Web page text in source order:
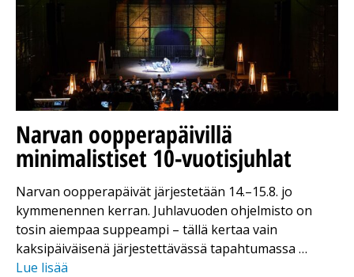
Narvan oopperapäivillä
minimalistiset 10-vuotisjuhlat
Narvan oopperapäivät järjestetään 14.–15.8. jo
kymmenennen kerran. Juhlavuoden ohjelmisto on
tosin aiempaa suppeampi – tällä kertaa vain
kaksipäiväisenä järjestettävässä tapahtumassa …
Lue lisää